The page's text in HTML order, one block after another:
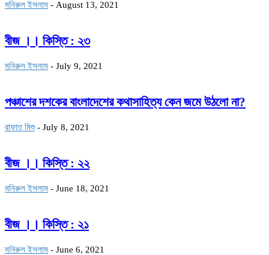
মনিরুল ইসলাম - August 13, 2021
বীজ ।। কিস্তি : ২৩
মনিরুল ইসলাম - July 9, 2021
পঞ্চাশের দশকের বাংলাদেশের কথাসাহিত্য কেন জমে উঠলো না?
রাফাত মিশু - July 8, 2021
বীজ ।। কিস্তি : ২২
মনিরুল ইসলাম - June 18, 2021
বীজ ।। কিস্তি : ২১
মনিরুল ইসলাম - June 6, 2021